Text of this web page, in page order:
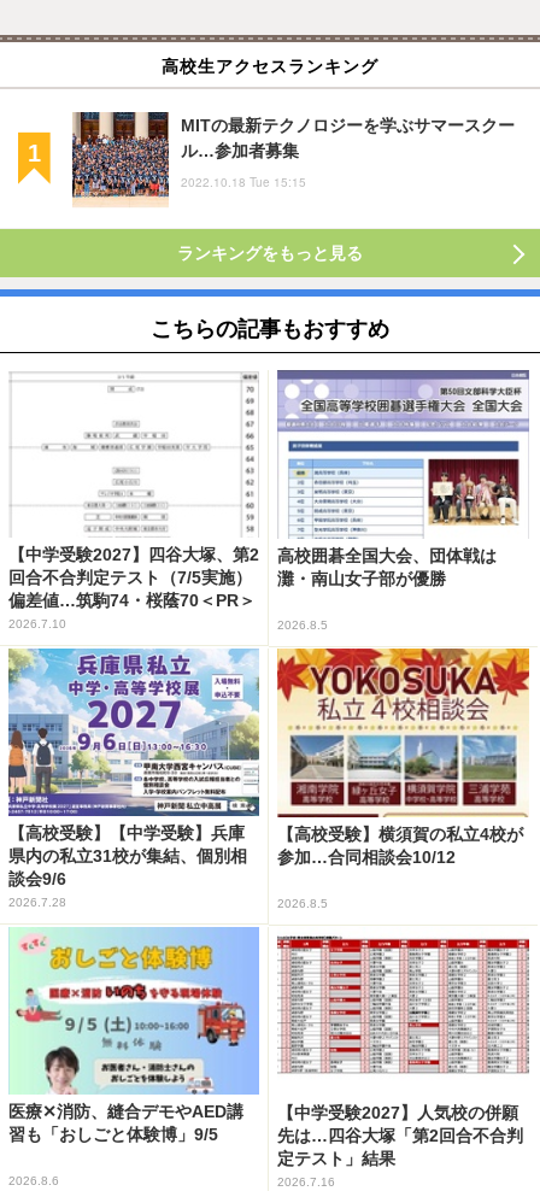
高校生アクセスランキング
MITの最新テクノロジーを学ぶサマースクー
ル…参加者募集
2022.10.18 Tue 15:15
ランキングをもっと見る
こちらの記事もおすすめ
【中学受験2027】四谷大塚、第2
回合不合判定テスト（7/5実施）
偏差値…筑駒74・桜蔭70＜PR＞
2026.7.10
高校囲碁全国大会、団体戦は
灘・南山女子部が優勝
2026.8.5
【高校受験】【中学受験】兵庫
県内の私立31校が集結、個別相
談会9/6
2026.7.28
【高校受験】横須賀の私立4校が
参加…合同相談会10/12
2026.8.5
医療✕消防、縫合デモやAED講
習も「おしごと体験博」9/5
2026.8.6
【中学受験2027】人気校の併願
先は…四谷大塚「第2回合不合判
定テスト」結果
2026.7.16